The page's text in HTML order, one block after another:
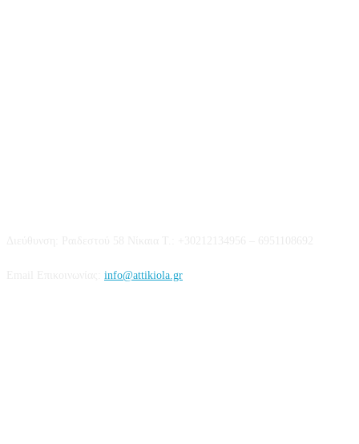
info@attikiola.gr